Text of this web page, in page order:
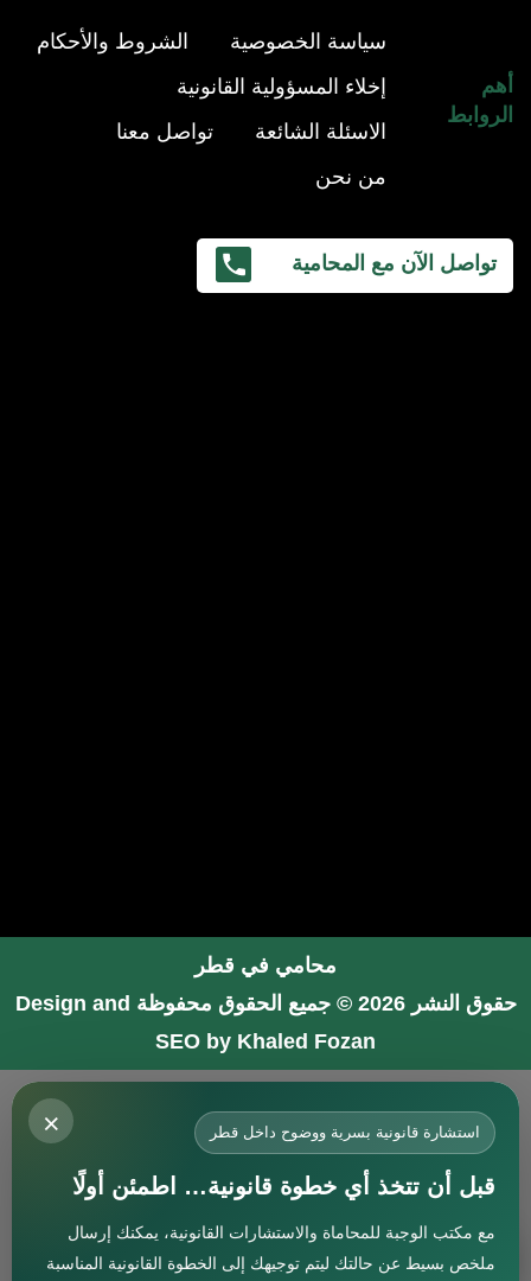
أهم
الروابط
سياسة الخصوصية
الشروط والأحكام
إخلاء المسؤولية القانونية
الاسئلة الشائعة
تواصل معنا
من نحن
تواصل الآن مع المحامية
محامي في قطر
حقوق النشر 2026 © جميع الحقوق محفوظة
Design and
SEO by Khaled Fozan
استشارة
× استشارة قانونية بسرية ووضوح داخل قطر
قبل أن تتخذ أي خطوة قانونية… اطمئن أولًا
مع مكتب الوجبة للمحاماة والاستشارات القانونية، يمكنك إرسال
ملخص بسيط عن حالتك ليتم توجيهك إلى الخطوة القانونية المناسبة
محامي في جدة
محامي في الرياض شاطر
محامي في المدينة المنورة
المحامي صنيتان السبيعي
افضل محامي في جدة